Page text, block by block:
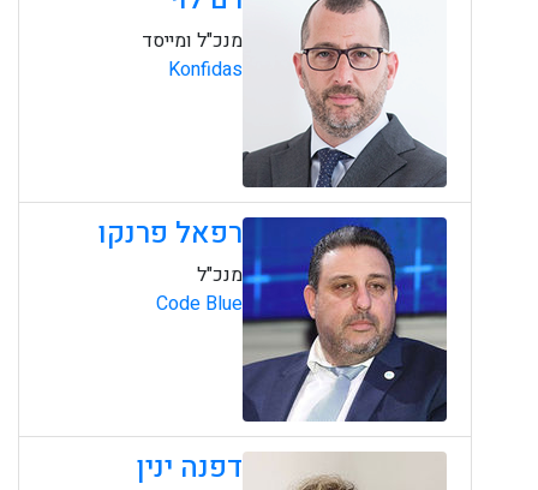
מנכ"ל ומייסד
Konfidas
רפאל פרנקו
מנכ"ל
Code Blue
דפנה ינין